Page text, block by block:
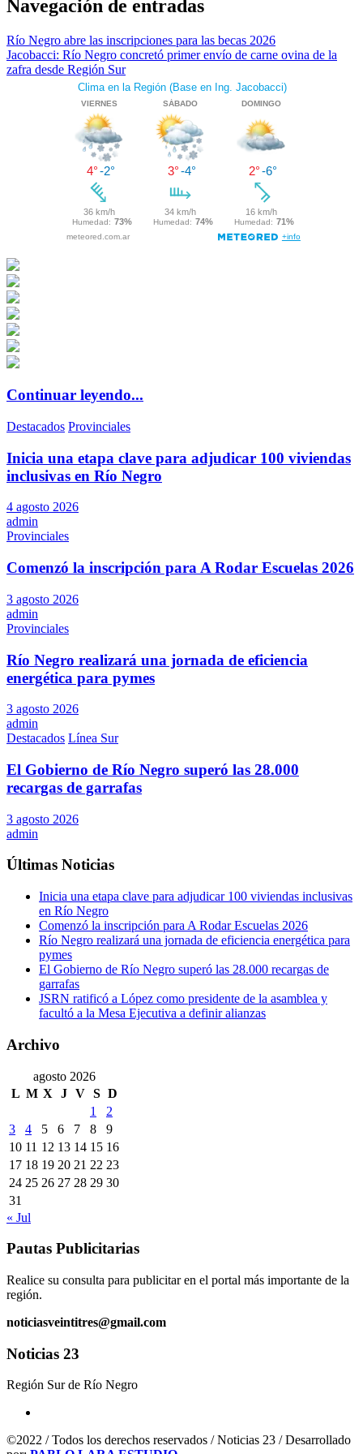
Navegación de entradas
Río Negro abre las inscripciones para las becas 2026
Jacobacci: Río Negro concretó primer envío de carne ovina de la
zafra desde Región Sur
Continuar leyendo...
Destacados Provinciales
Inicia una etapa clave para adjudicar 100 viviendas
inclusivas en Río Negro
4 agosto 2026
admin
Provinciales
Comenzó la inscripción para A Rodar Escuelas 2026
3 agosto 2026
admin
Provinciales
Río Negro realizará una jornada de eficiencia
energética para pymes
3 agosto 2026
admin
Destacados Línea Sur
El Gobierno de Río Negro superó las 28.000
recargas de garrafas
3 agosto 2026
admin
Últimas Noticias
Inicia una etapa clave para adjudicar 100 viviendas inclusivas
en Río Negro
Comenzó la inscripción para A Rodar Escuelas 2026
Río Negro realizará una jornada de eficiencia energética para
pymes
El Gobierno de Río Negro superó las 28.000 recargas de
garrafas
JSRN ratificó a López como presidente de la asamblea y
facultó a la Mesa Ejecutiva a definir alianzas
Archivo
agosto 2026
L M X J V S D
1
2
3
4 5 6 7 8
9
10 11 12 13 14 15 16
17 18 19 20 21 22 23
24 25 26 27 28 29 30
31
« Jul
Pautas Publicitarias
Realice su consulta para publicitar en el portal más importante de la
región.
noticiasveintitres@gmail.com
Noticias 23
Región Sur de Río Negro
©2022 / Todos los derechos reservados / Noticias 23 / Desarrollado